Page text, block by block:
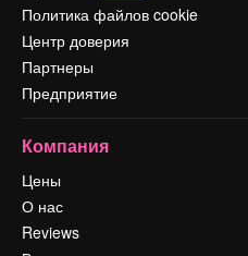
Политика файлов cookie
Центр доверия
Партнеры
Предприятие
Компания
Цены
О нас
Reviews